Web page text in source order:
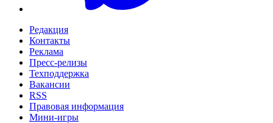
Редакция
Контакты
Реклама
Пресс-релизы
Техподдержка
Вакансии
RSS
Правовая информация
Мини-игры